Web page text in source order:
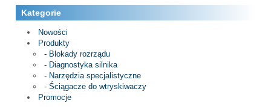
Kategorie
Nowości
Produkty
- Blokady rozrządu
- Diagnostyka silnika
- Narzędzia specjalistyczne
- Ściągacze do wtryskiwaczy
Promocje